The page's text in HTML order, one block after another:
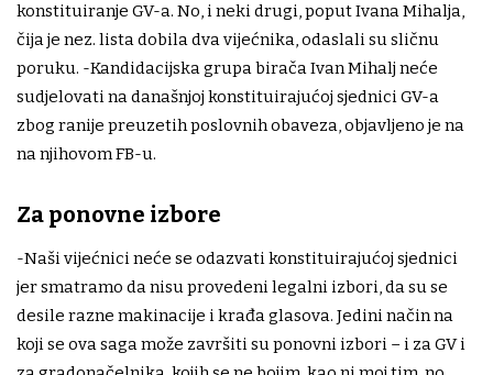
konstituiranje GV-a. No, i neki drugi, poput Ivana Mihalja,
čija je nez. lista dobila dva vijećnika, odaslali su sličnu
poruku. -Kandidacijska grupa birača Ivan Mihalj neće
sudjelovati na današnjoj konstituirajućoj sjednici GV-a
zbog ranije preuzetih poslovnih obaveza, objavljeno je na
na njihovom FB-u.
Za ponovne izbore
-Naši vijećnici neće se odazvati konstituirajućoj sjednici
jer smatramo da nisu provedeni legalni izbori, da su se
desile razne makinacije i krađa glasova. Jedini način na
koji se ova saga može završiti su ponovni izbori – i za GV i